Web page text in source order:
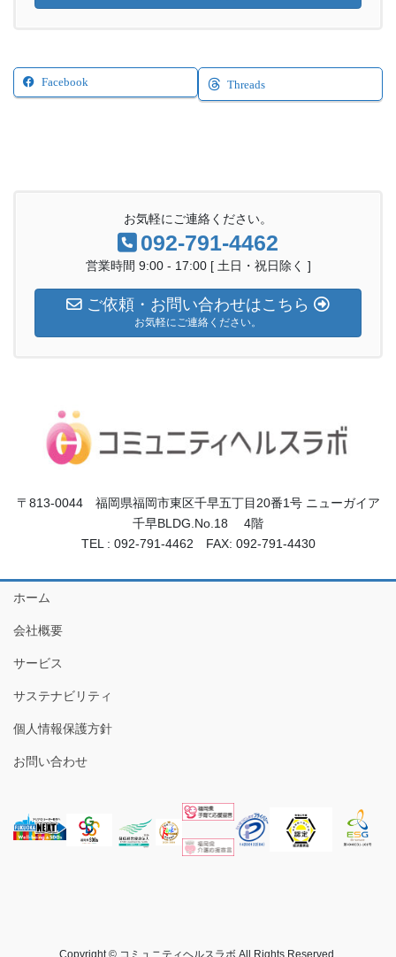
Facebook Threads
お気軽にご連絡ください。
092-791-4462
営業時間 9:00 - 17:00 [ 土日・祝日除く ]
ご依頼・お問い合わせはこちら
お気軽にご連絡ください。
〒813-0044 福岡県福岡市東区千早五丁目20番1号 ニューガイア
千早BLDG.No.18 4階
TEL : 092-791-4462 FAX: 092-791-4430
ホーム
会社概要
サービス
サステナビリティ
個人情報保護方針
お問い合わせ
Copyright © コミュニティヘルスラボ All Rights Reserved.